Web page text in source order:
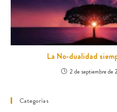
La No-dualidad
2 de septiembre de
Categorías